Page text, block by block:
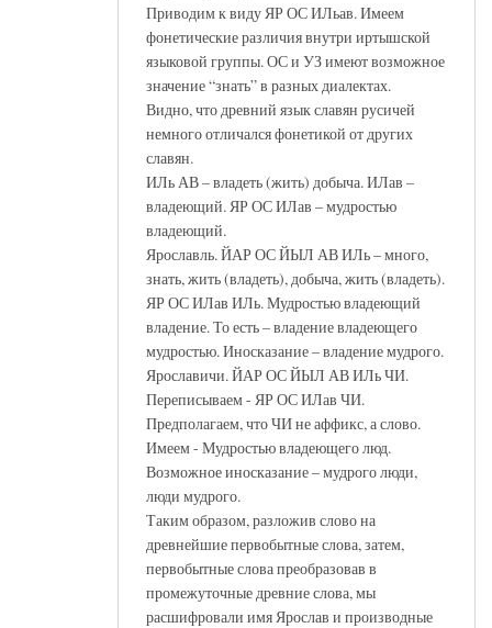
Приводим к виду ЯР ОС ИЛьав. Имеем
фонетические различия внутри иртышской
языковой группы. ОС и УЗ имеют возможное
значение “знать” в разных диалектах.
Видно, что древний язык славян русичей
немного отличался фонетикой от других
славян.
ИЛь АВ – владеть (жить) добыча. ИЛав –
владеющий. ЯР ОС ИЛав – мудростью
владеющий.
Ярославль. ЙАР ОС ЙЫЛ АВ ИЛь – много,
знать, жить (владеть), добыча, жить (владеть).
ЯР ОС ИЛав ИЛь. Мудростью владеющий
владение. То есть – владение владеющего
мудростью. Иносказание – владение мудрого.
Ярославичи. ЙАР ОС ЙЫЛ АВ ИЛь ЧИ.
Переписываем - ЯР ОС ИЛав ЧИ.
Предполагаем, что ЧИ не аффикс, а слово.
Имеем - Мудростью владеющего люд.
Возможное иносказание – мудрого люди,
люди мудрого.
Таким образом, разложив слово на
древнейшие первобытные слова, затем,
первобытные слова преобразовав в
промежуточные древние слова, мы
расшифровали имя Ярослав и производные